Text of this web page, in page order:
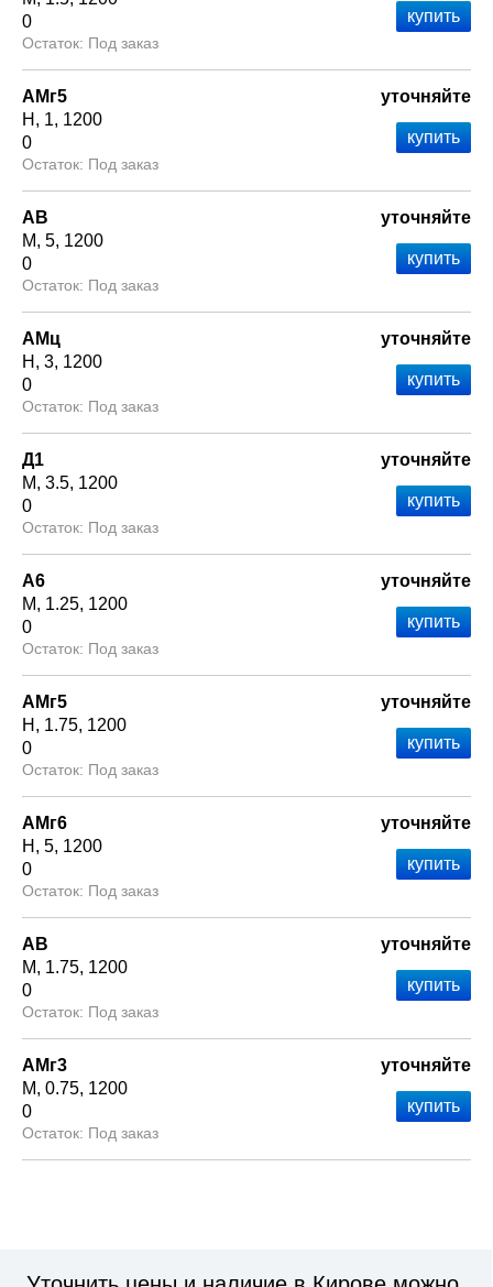
0
Под заказ
АМг5
Н
1 1200
0
Под заказ
уточняйте
АВ
М 5 1200
0
Под заказ
уточняйте
АМц
Н
3 1200
0
Под заказ
уточняйте
Д1
М 3.5 1200
0
Под заказ
уточняйте
А6
М
1.25 1200
0
Под заказ
уточняйте
АМг5
Н
1.75 1200
0
Под заказ
уточняйте
АМг6
Н
5 1200
0
Под заказ
уточняйте
АВ
М
1.75 1200
0
Под заказ
уточняйте
АМг3
М 0.75 1200
0
Под заказ
уточняйте